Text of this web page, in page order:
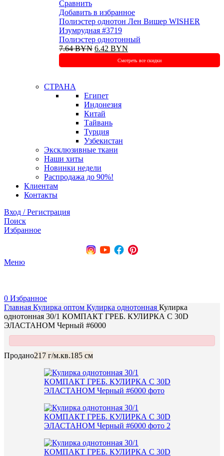
Сравнить
Добавить в избранное
Полиэстeр однотон Лен Вишер WISHER
Изумрудная #3719
Полиэстер однотонный
7.64BYN Первоначальная
составляла
6.42 BYN
6.42 BYN.
Смотреть все скидки
СТРАНА
Египет
Индонезия
Китай
Тайвань
Турция
Узбекистан
Эксклюзивные ткани
Наши хиты
Новинки недели
Распродажа до 90%!
Клиентам
Контакты
Вход / Регистрация
Поиск
Избранное
Меню
0 Избранное
Главная Кулирка оптом Кулирка однотонная Кулирка
однотонная 30/1 КОМПАКТ ГРЕБ. КУЛИРКА С 30D
ЭЛАСТАНОМ Черный #6000
Продано217 г/м.кв.185 см